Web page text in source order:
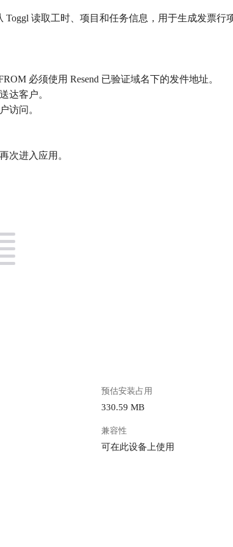
Toggl 读取工时、项目和任务信息，用于生成发票行
必须使用 Resend 已验证域名下的发件地址。
达客户。
访问。
次进入应用。
预估安装占用
330.59 MB
兼容性
可在此设备上使用